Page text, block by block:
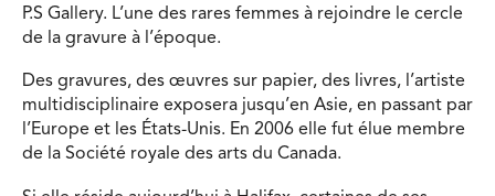
P.S Gallery. L’une des rares femmes à rejoindre le cercle
de la gravure à l’époque.
Des gravures, des œuvres sur papier, des livres, l’artiste
multidisciplinaire exposera jusqu’en Asie, en passant par
l’Europe et les États-Unis. En 2006 elle fut élue membre
de la Société royale des arts du Canada.